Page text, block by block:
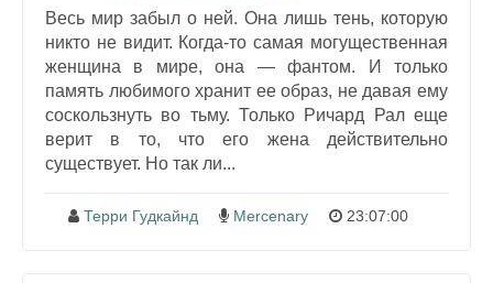
Весь мир забыл о ней. Она лишь тень, которую
никто не видит. Когда-то самая могущественная
женщина в мире, она — фантом. И только
память любимого хранит ее образ, не давая ему
соскользнуть во тьму. Только Ричард Рал еще
верит в то, что его жена действительно
существует. Но так ли...
Терри Гудкайнд Mercenary 23:07:00